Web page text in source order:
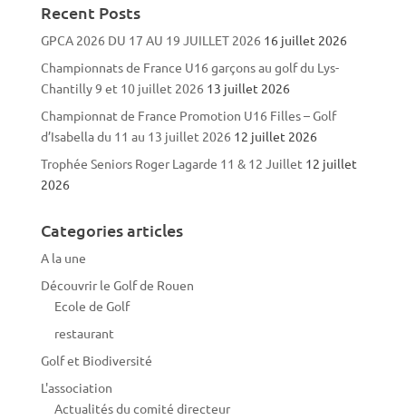
Recent Posts
GPCA 2026 DU 17 AU 19 JUILLET 2026 16 juillet 2026
Championnats de France U16 garçons au golf du Lys-
Chantilly 9 et 10 juillet 2026 13 juillet 2026
Championnat de France Promotion U16 Filles – Golf
d’Isabella du 11 au 13 juillet 2026 12 juillet 2026
Trophée Seniors Roger Lagarde 11 & 12 Juillet 12 juillet
2026
Categories articles
A la une
Découvrir le Golf de Rouen
Ecole de Golf
restaurant
Golf et Biodiversité
L'association
Actualités du comité directeur